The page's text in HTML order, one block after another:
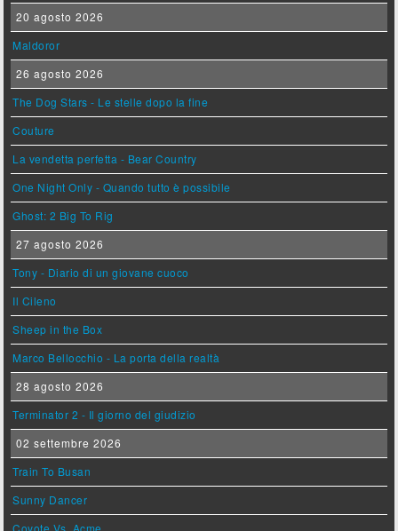
20 agosto 2026
Maldoror
26 agosto 2026
The Dog Stars - Le stelle dopo la fine
Couture
La vendetta perfetta - Bear Country
One Night Only - Quando tutto è possibile
Ghost: 2 Big To Rig
27 agosto 2026
Tony - Diario di un giovane cuoco
Il Cileno
Sheep in the Box
Marco Bellocchio - La porta della realtà
28 agosto 2026
Terminator 2 - Il giorno del giudizio
02 settembre 2026
Train To Busan
Sunny Dancer